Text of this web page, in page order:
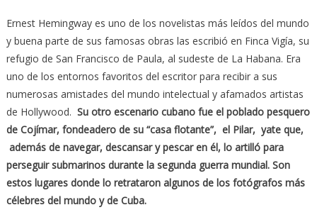
Ernest Hemingway es uno de los novelistas más leídos del mundo
y buena parte de sus famosas obras las escribió en Finca Vigía, su
refugio de San Francisco de Paula, al sudeste de La Habana. Era
uno de los entornos favoritos del escritor para recibir a sus
numerosas amistades del mundo intelectual y afamados artistas
de Hollywood. Su otro escenario cubano fue el poblado pesquero
de Cojímar, fondeadero de su “casa flotante”, el Pilar, yate que,
además de navegar, descansar y pescar en él, lo artilló para
perseguir submarinos durante la segunda guerra mundial. Son
estos lugares donde lo retrataron algunos de los fotógrafos más
célebres del mundo y de Cuba.